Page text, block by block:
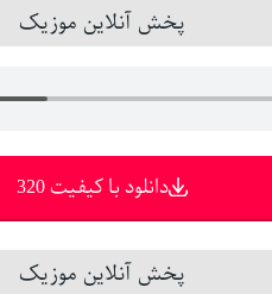
پخش آنلاین موزیک
دانلود با کیفیت 320
پخش آنلاین موزیک